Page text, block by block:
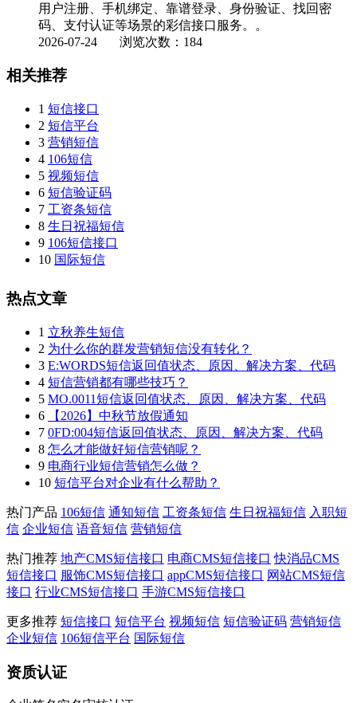
用户注册、手机绑定、靠谱登录、身份验证、找回密
码、支付认证等场景的彩信接口服务。。
2026-07-24 浏览次数：184
相关推荐
1 短信接口
2 短信平台
3 营销短信
4 106短信
5 视频短信
6 短信验证码
7 工资条短信
8 生日祝福短信
9 106短信接口
10 国际短信
热点文章
1 立秋养生短信
2 为什么你的群发营销短信没有转化？
3 E:WORDS短信返回值状态、原因、解决方案、代码
4 短信营销都有哪些技巧？
5 MO.0011短信返回值状态、原因、解决方案、代码
6
【2026】中秋节放假通知
7 0FD:004短信返回值状态、原因、解决方案、代码
8 怎么才能做好短信营销呢？
9 电商行业短信营销怎么做？
10 短信平台对企业有什么帮助？
热门产品 106短信 通知短信 工资条短信 生日祝福短信 入职短
信 企业短信 语音短信 营销短信
热门推荐 地产CMS短信接口 电商CMS短信接口 快消品CMS
短信接口 服饰CMS短信接口 appCMS短信接口 网站CMS短信
接口 行业CMS短信接口 手游CMS短信接口
更多推荐 短信接口 短信平台 视频短信 短信验证码 营销短信
企业短信 106短信平台 国际短信
资质认证